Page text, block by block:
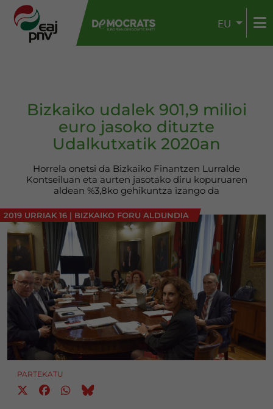
EU
Bizkaiko udalek 901,9 milioi
euro jasoko dituzte
Udalkutxatik 2020an
Horrela onetsi da Bizkaiko Finantzen Lurralde
Kontseiluan eta aurten jasotako diru kopuruaren
aldean %3,8ko gehikuntza izango da
2019 URRIAK 16 | BIZKAIKO FORU ALDUNDIA
PARTEKATU